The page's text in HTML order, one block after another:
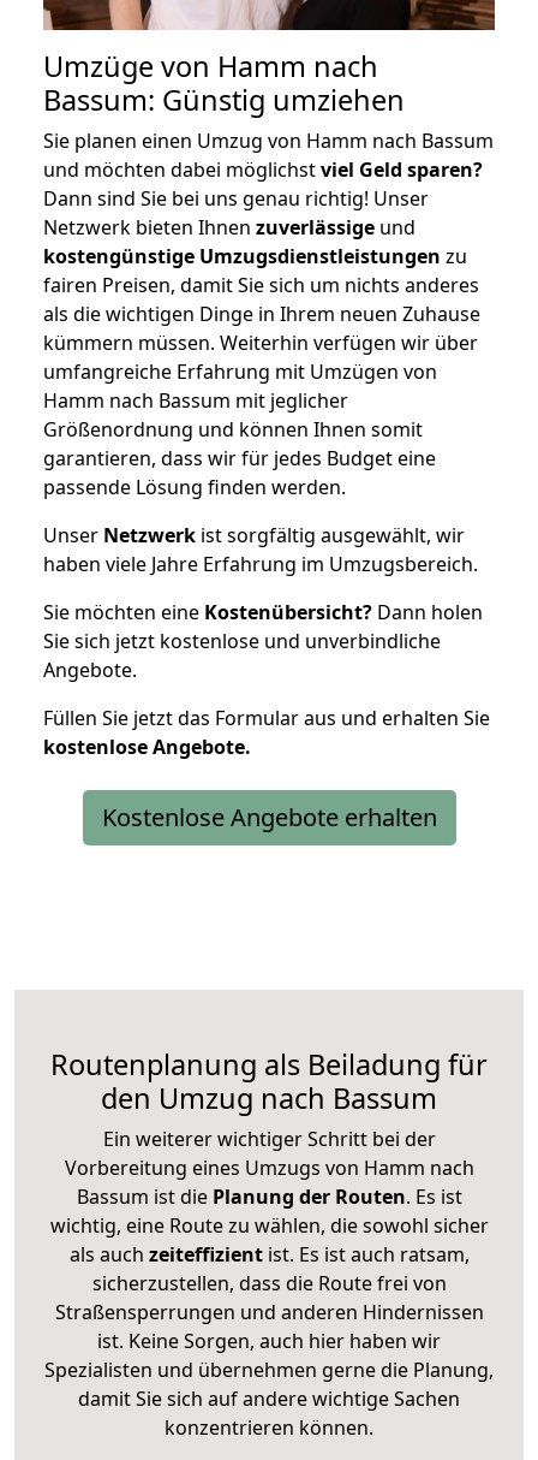
Umzüge von Hamm nach
Bassum: Günstig umziehen
Sie planen einen Umzug von Hamm nach Bassum
und möchten dabei möglichstviel Geld sparen?
Dann sind Sie bei uns genau richtig! Unser
Netzwerk bieten Ihnen zuverlässige und
kostengünstige Umzugsdienstleistungen zu
fairen Preisen, damit Sie sich um nichts anderes
als die wichtigen Dinge in Ihrem neuen Zuhause
kümmern müssen. Weiterhin verfügen wir über
umfangreiche Erfahrung mit Umzügen von
Hamm nach Bassum mit jeglicher
Größenordnung und können Ihnen somit
garantieren, dass wir für jedes Budget eine
passende Lösung finden werden.
Unser Netzwerk ist sorgfältig ausgewählt, wir
haben viele Jahre Erfahrung im Umzugsbereich.
Sie möchten eine Kostenübersicht? Dann holen
Sie sich jetzt kostenlose und unverbindliche
Angebote.
Füllen Sie jetzt das Formular aus und erhalten Sie
kostenloseAngebote.
Kostenlose Angebote erhalten
Routenplanung als Beiladung für
den Umzug nach Bassum
Ein weiterer wichtiger Schritt bei der
Vorbereitung eines Umzugs von Hamm nach
Bassum ist diePlanung der Routen. Es ist
wichtig, eine Route zu wählen, die sowohl sicher
als auch zeiteffizientist. Es ist auch ratsam,
sicherzustellen, dass die Route frei von
Straßensperrungen und anderen Hindernissen
ist. Keine Sorgen, auch hier haben wir
Spezialisten und übernehmen gerne die Planung,
damit Sie sich auf andere wichtige Sachen
konzentrieren können.